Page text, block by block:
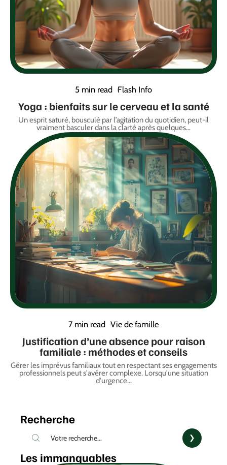
5 min read Flash Info
Yoga : bienfaits sur le cerveau et la santé
Un esprit saturé, bousculé par l’agitation du quotidien, peut-il
vraiment basculer dans la clarté après quelques…
7 min read Vie de famille
Justification d’une absence pour raison
familiale : méthodes et conseils
Gérer les imprévus familiaux tout en respectant ses engagements
professionnels peut s'avérer complexe. Lorsqu'une situation
d'urgence…
Recherche
Les immanquables